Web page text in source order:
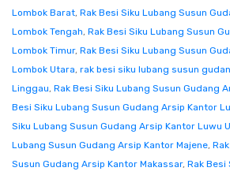
Lombok Barat, Rak Besi Siku Lubang Susun
Lombok Tengah, Rak Besi Siku Lubang Susun
Lombok Timur, Rak Besi Siku Lubang Susun
Lombok Utara, rak besi siku lubang susun
Linggau, Rak Besi Siku Lubang Susun Gudang
Besi Siku Lubang Susun Gudang Arsip Kantor
Siku Lubang Susun Gudang Arsip Kantor Luwu
Lubang Susun Gudang Arsip Kantor Majene,
Susun Gudang Arsip Kantor Makassar, Rak Besi